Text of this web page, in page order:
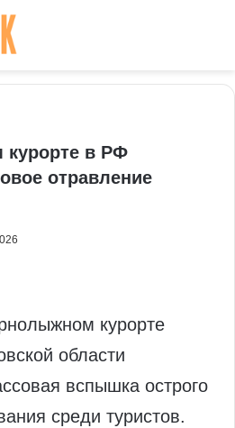
курорте в РФ
отравление
курорте
области
вспышка острого
среди туристов.